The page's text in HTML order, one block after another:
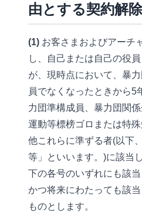
由とする契約解除
(1) お客さまおよびアーチ
し、自己または自己の役
が、現時点において、暴
員でなくなったときから5
力団準構成員、暴力団関
運動等標榜ゴロまたは特
他これらに準ずる者(以下
等」といいます。)に該当
下の各号のいずれにも該当
かつ将来にわたっても該
ものとします。